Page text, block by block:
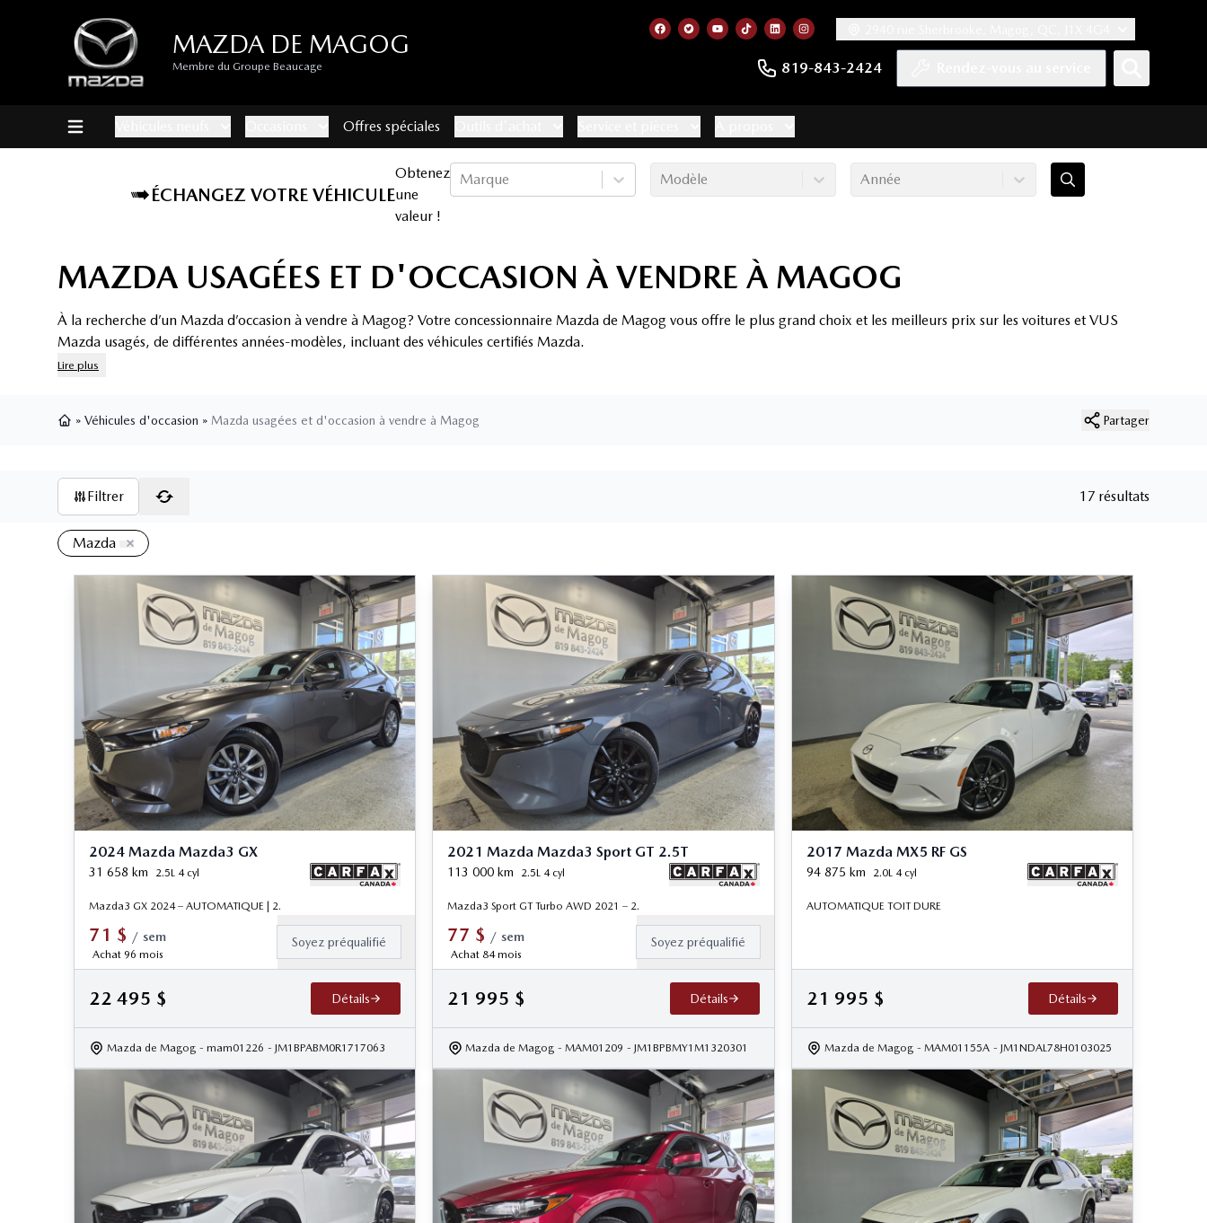
MAZDA DE MAGOG
Membre du Groupe Beaucage 819-843-2424
Lien vers notre page facebook
Lien vers notre compte Twitter
Lien vers notre chaîne YouTube
Lien vers notre compte Tiktok
Lien vers notre compte LinkedIn
Lien vers notre compte Instagram
Offres spéciales
ÉCHANGEZ VOTRE VÉHICULE
Obtenez
une
valeur !
Marque Modèle Année
MAZDA USAGÉES ET D'OCCASION À VENDRE À MAGOG
À la recherche d’un Mazda d’occasion à vendre à Magog? Votre concessionnaire Mazda de Magog vous offre le plus grand choix et les meilleurs prix sur les voitures et VUS
Mazda usagés, de différentes années-modèles, incluant des véhicules certifiés Mazda.
Lire plus
» Véhicules d'occasion » Mazda usagées et d'occasion à vendre à Magog Partager
Filtrer 17 résultats
Mazda
2024 Mazda Mazda3 GX
31 658 km 2.5L 4 cyl
Mazda3 GX 2024 – AUTOMATIQUE | 2.
71 $ / sem
Achat 96 mois
Soyez préqualifié
22 495 $ Détails
Mazda de Magog - mam01226 - JM1BPABM0R1717063
2021 Mazda Mazda3 Sport GT 2.5T
113 000 km 2.5L 4 cyl
Mazda3 Sport GT Turbo AWD 2021 – 2.
77 $ / sem
Achat 84 mois
Soyez préqualifié
21 995 $ Détails
Mazda de Magog - MAM01209 - JM1BPBMY1M1320301
2017 Mazda MX5 RF GS
94 875 km 2.0L 4 cyl
AUTOMATIQUE TOIT DURE
21 995 $ Détails
Mazda de Magog - MAM01155A - JM1NDAL78H0103025